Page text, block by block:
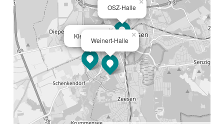
OSZ-Halle
×
Kleist-Halle
×
Weinert-Halle
×